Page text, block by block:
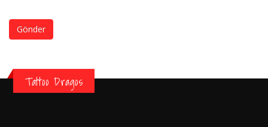
Gönder
Tattoo Dragos